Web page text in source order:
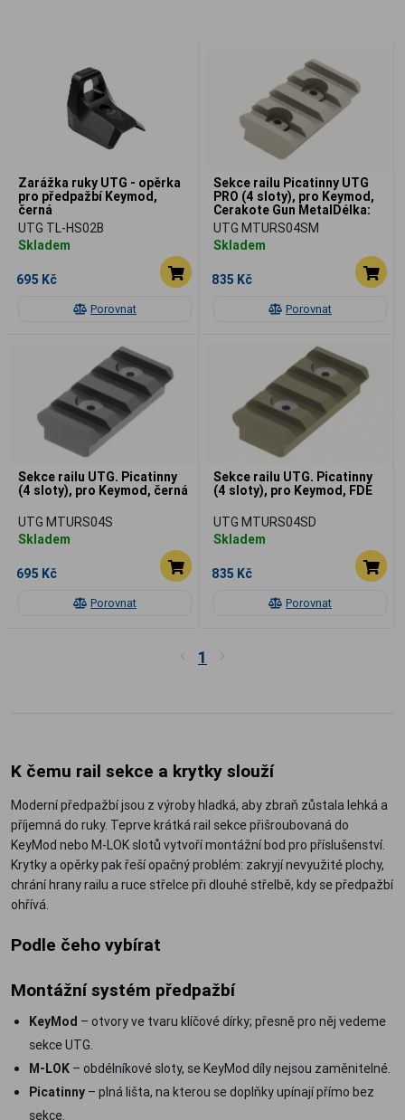
Porovnat
Zarážka ruky UTG - opěrka
pro předpažbí Keymod,
černá
UTG TL-HS02B
Skladem
695 Kč
Porovnat
Sekce railu Picatinny UTG
PRO (4 sloty), pro Keymod,
Cerakote Gun MetalDélka:
40 mm
UTG MTURS04SM
Skladem
835 Kč
Porovnat
Sekce railu UTG. Picatinny
(4 sloty), pro Keymod, černá
UTG MTURS04S
Skladem
695 Kč
Porovnat
Sekce railu UTG. Picatinny
(4 sloty), pro Keymod, FDE
UTG MTURS04SD
Skladem
835 Kč
1
K čemu rail sekce a krytky slouží
Moderní předpažbí jsou z výroby hladká, aby zbraň zůstala lehká a
příjemná do ruky. Teprve krátká rail sekce přišroubovaná do
KeyMod nebo M-LOK slotů vytvoří montážní bod pro příslušenství.
Krytky a opěrky pak řeší opačný problém: zakryjí nevyužité plochy,
chrání hrany railu a ruce střelce při dlouhé střelbě, kdy se předpažbí
ohřívá.
Podle čeho vybírat
Montážní systém předpažbí
KeyMod – otvory ve tvaru klíčové dírky; přesně pro něj vedeme
sekce UTG.
M-LOK – obdélníkové sloty, se KeyMod díly nejsou zaměnitelné.
Picatinny – plná lišta, na kterou se doplňky upínají přímo bez
sekce.